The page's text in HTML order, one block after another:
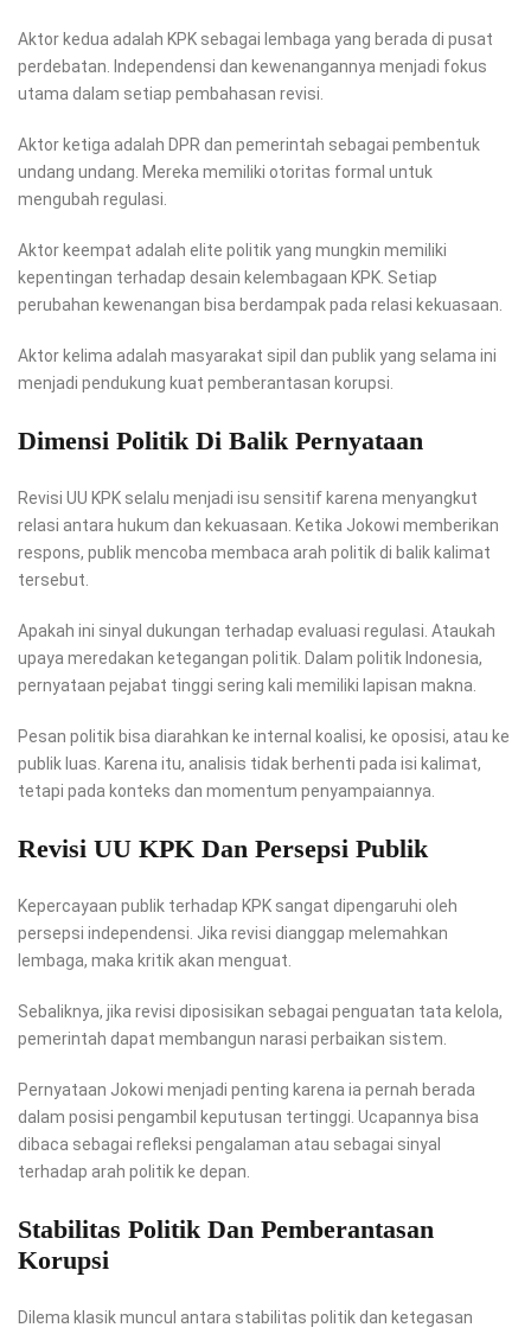
Aktor kedua adalah KPK sebagai lembaga yang berada di pusat
perdebatan. Independensi dan kewenangannya menjadi fokus
utama dalam setiap pembahasan revisi.
Aktor ketiga adalah DPR dan pemerintah sebagai pembentuk
undang undang. Mereka memiliki otoritas formal untuk
mengubah regulasi.
Aktor keempat adalah elite politik yang mungkin memiliki
kepentingan terhadap desain kelembagaan KPK. Setiap
perubahan kewenangan bisa berdampak pada relasi kekuasaan.
Aktor kelima adalah masyarakat sipil dan publik yang selama ini
menjadi pendukung kuat pemberantasan korupsi.
Dimensi Politik Di Balik Pernyataan
Revisi UU KPK selalu menjadi isu sensitif karena menyangkut
relasi antara hukum dan kekuasaan. Ketika Jokowi memberikan
respons, publik mencoba membaca arah politik di balik kalimat
tersebut.
Apakah ini sinyal dukungan terhadap evaluasi regulasi. Ataukah
upaya meredakan ketegangan politik. Dalam politik Indonesia,
pernyataan pejabat tinggi sering kali memiliki lapisan makna.
Pesan politik bisa diarahkan ke internal koalisi, ke oposisi, atau ke
publik luas. Karena itu, analisis tidak berhenti pada isi kalimat,
tetapi pada konteks dan momentum penyampaiannya.
Revisi UU KPK Dan Persepsi Publik
Kepercayaan publik terhadap KPK sangat dipengaruhi oleh
persepsi independensi. Jika revisi dianggap melemahkan
lembaga, maka kritik akan menguat.
Sebaliknya, jika revisi diposisikan sebagai penguatan tata kelola,
pemerintah dapat membangun narasi perbaikan sistem.
Pernyataan Jokowi menjadi penting karena ia pernah berada
dalam posisi pengambil keputusan tertinggi. Ucapannya bisa
dibaca sebagai refleksi pengalaman atau sebagai sinyal
terhadap arah politik ke depan.
Stabilitas Politik Dan Pemberantasan
Korupsi
Dilema klasik muncul antara stabilitas politik dan ketegasan